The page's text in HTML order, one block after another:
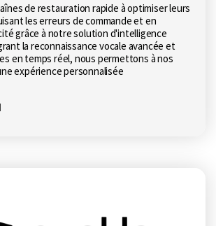
de restauration rapide à optimiser leurs
les erreurs de commande et en
grâce à notre solution d'intelligence
la reconnaissance vocale avancée et
en temps réel, nous permettons à nos
expérience personnalisée